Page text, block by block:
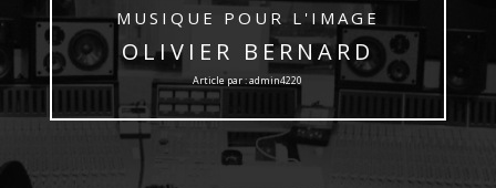
MUSIQUE POUR L'IMAGE
OLIVIER BERNARD
Article par : admin4220